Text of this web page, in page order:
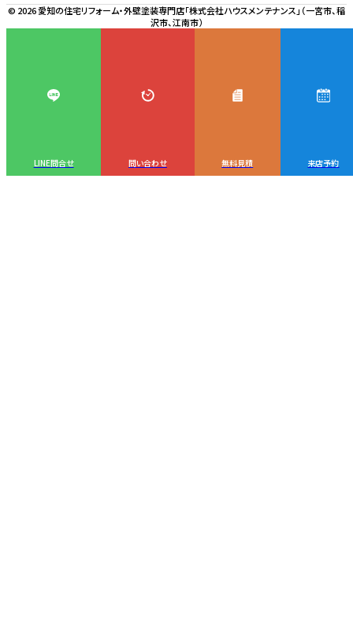
© 2026 愛知の住宅リフォーム・外壁塗装専門店「株式会社ハウスメンテナンス」（一宮市、稲
沢市、江南市）
LINE問合せ 問い合わせ 無料見積 来店予約